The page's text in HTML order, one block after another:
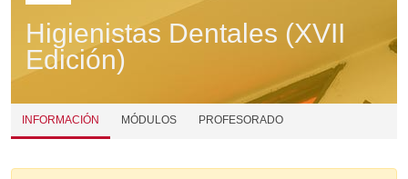
Higienistas Dentales (XVII
Edición)
INFORMACIÓN MÓDULOS PROFESORADO